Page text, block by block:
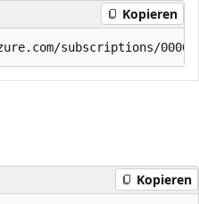
Kopieren
Kopieren